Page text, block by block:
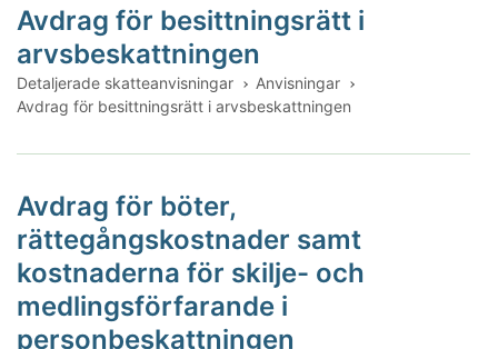
Avdrag för besittningsrätt i
arvsbeskattningen
Detaljerade skatteanvisningar
Anvisningar
Avdrag för besittningsrätt i arvsbeskattningen
Avdrag för böter,
rättegångskostnader samt
kostnaderna för skilje- och
medlingsförfarande i
personbeskattningen